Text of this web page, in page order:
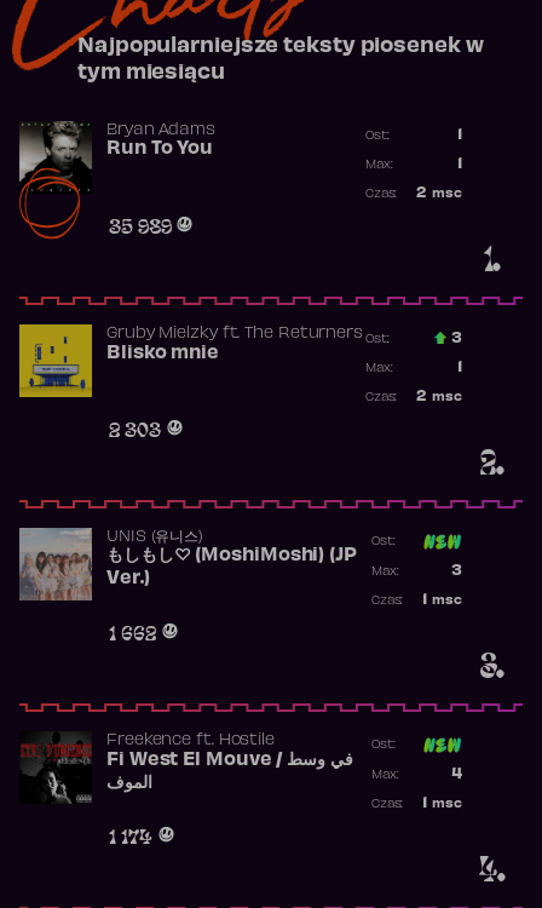
Najpopularniejsze teksty piosenek w
tym miesiącu
1.
Bryan Adams
Run To You
35 989
Ost.:
Max:
2 msc
Czas:
2.
Gruby Mielzkyft. The Returners
Blisko mnie
2 303
Ost.: 3
Max:
2 msc
Czas:
3.
UNIS (유니스)
もしもし♡ (MoshiMoshi) (JP
Ver.)
1 662
Ost:
3
Max:
msc
Czas:
4.
Freekence ft. Hostile
Fi West El Mouve / في وسط
الموف
1 174
Ost:
4
Max:
msc
Czas: